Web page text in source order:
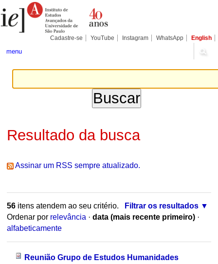
para
conteúdo.
Pessoais
Cadastre-se YouTube Instagram WhatsApp English
menu
Resultado da busca
Assinar um RSS sempre atualizado.
56itens atendem ao seu critério.
Filtrar os resultados
Ordenar por relevância · data (mais recente primeiro) ·
alfabeticamente
Reunião Grupo de Estudos Humanidades